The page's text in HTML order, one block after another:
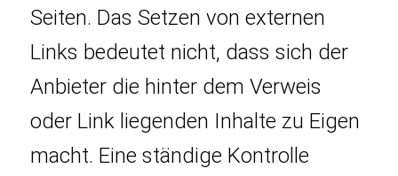
Seiten. Das Setzen von externen
Links bedeutet nicht, dass sich der
Anbieter die hinter dem Verweis
oder Link liegenden Inhalte zu Eigen
macht. Eine ständige Kontrolle